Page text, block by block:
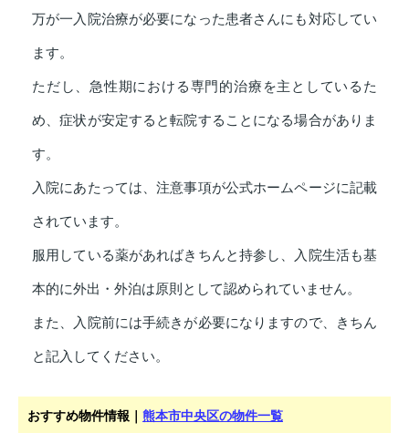
万が一入院治療が必要になった患者さんにも対応してい
ます。
ただし、急性期における専門的治療を主としているた
め、症状が安定すると転院することになる場合がありま
す。
入院にあたっては、注意事項が公式ホームページに記載
されています。
服用している薬があればきちんと持参し、入院生活も基
本的に外出・外泊は原則として認められていません。
また、入院前には手続きが必要になりますので、きちん
と記入してください。
おすすめ物件情報｜ 熊本市中央区の物件一覧